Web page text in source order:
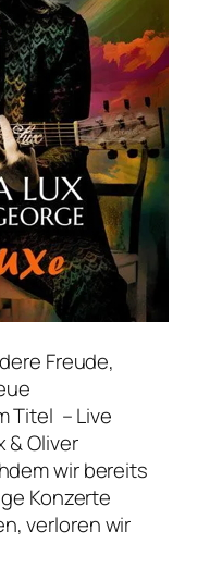
Freude,
Titel – Live
& Oliver
wir bereits
Konzerte
verloren wir